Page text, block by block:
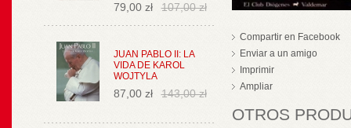
79,00 zł 107,00 zł
JUAN PABLO II: LA
VIDA DE KAROL
WOJTYLA
87,00 zł 143,00 zł
Compartir en Facebook
Enviar a un amigo
Imprimir
Ampliar
OTROS